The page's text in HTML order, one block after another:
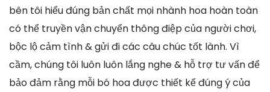
bên tôi hiểu đúng bản chất mọi nhành hoa hoàn toàn
có thể truyền vận chuyển thông điệp của người chơi,
bộc lộ cảm tình & gửi đi các câu chúc tốt lành. Vì
cầm, chúng tôi luôn luôn lắng nghe & hỗ trợ tư vấn để
bảo đảm rằng mỗi bó hoa được thiết kế đúng ý của